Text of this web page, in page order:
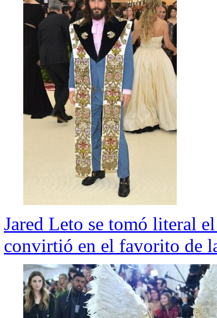
Jared Leto se tomó literal
convirtió en el favorito de